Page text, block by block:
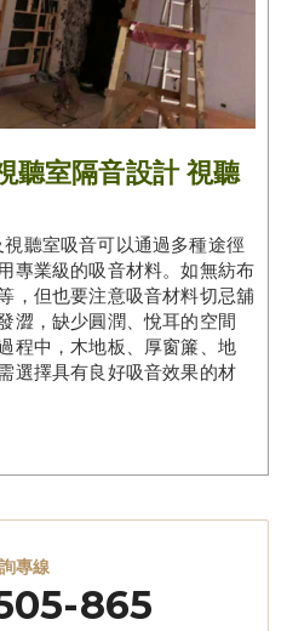
聽室隔音設計 視聽
視聽室吸音可以通過多種途徑
專業級的吸音材料。如無紡布
，但也要注意吸音材料切忌舖
澀，缺少圓潤、悅耳的空間
程中，木地板、厚窗簾、地
選擇具有良好吸音效果的材
專線
865